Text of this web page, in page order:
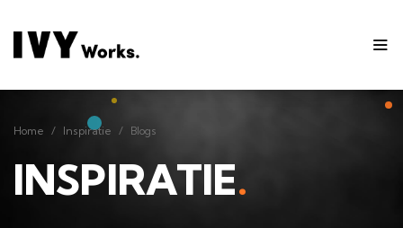
Home Inspiratie Blogs
INSPIRATIE.